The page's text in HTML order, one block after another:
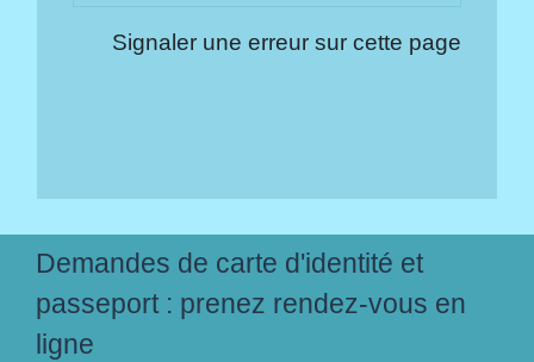
Signaler une erreur sur cette page
Demandes de carte d'identité et
passeport : prenez rendez-vous en
ligne